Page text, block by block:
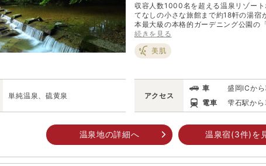
収容人数1000名を超える温泉リゾー
てなしの小さな旅館まで約18軒の湯宿が立ち並
本最大級の本格的ガーデニング公園の
り、春にはカタクリの群生地や野草を
ができます。 温泉街中心部には、足湯の併設された「うぐいす湯の里公
園」があり、新緑や紅葉などの四季を
過ごすことができます。
続きを見る
美肌
単純温泉、硫黄泉 アクセス
車
盛岡ICか
電車
雫石駅か
温泉地の詳細へ 温泉宿(3件)を